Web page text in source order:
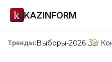
KAZINFORM
Тренды:Выборы-2026